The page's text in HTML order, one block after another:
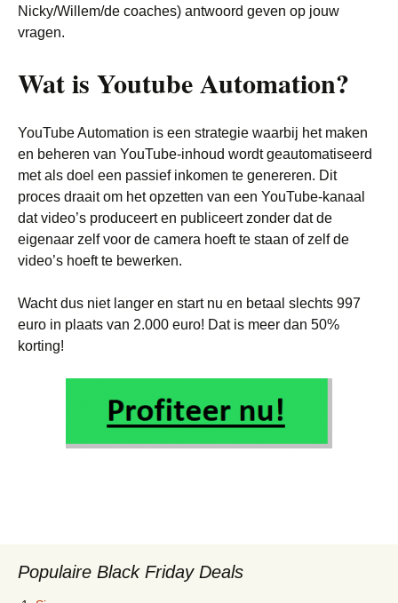
Nicky/Willem/de coaches) antwoord geven op jouw
vragen.
Wat is Youtube Automation?
YouTube Automation is een strategie waarbij het maken
en beheren van YouTube-inhoud wordt geautomatiseerd
met als doel een passief inkomen te genereren. Dit
proces draait om het opzetten van een YouTube-kanaal
dat video’s produceert en publiceert zonder dat de
eigenaar zelf voor de camera hoeft te staan of zelf de
video’s hoeft te bewerken.
Wacht dus niet langer en start nu en betaal slechts 997
euro in plaats van 2.000 euro! Dat is meer dan 50%
korting!
Populaire Black Friday Deals